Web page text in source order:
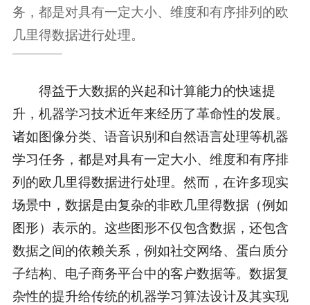
务，都是对具有一定大小、维度和有序排列的欧
几里得数据进行处理。
得益于大数据的兴起和计算能力的快速提
升，机器学习技术近年来经历了革命性的发展。
诸如图像分类、语音识别和自然语言处理等机器
学习任务，都是对具有一定大小、维度和有序排
列的欧几里得数据进行处理。然而，在许多现实
场景中，数据是由复杂的非欧几里得数据（例如
图形）表示的。这些图形不仅包含数据，还包含
数据之间的依赖关系，例如社交网络、蛋白质分
子结构、电子商务平台中的客户数据等。数据复
杂性的提升给传统的机器学习算法设计及其实现